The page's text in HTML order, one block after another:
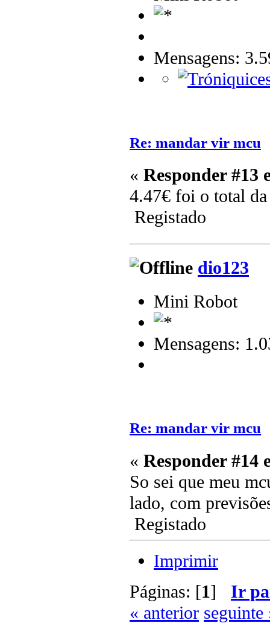
Mensagens:
Re: mandar vir mcu
« Responder #13
4.47€ foi o total da
Registado
dio123
Mini Robot
Mensagens:
Re: mandar vir mcu
« Responder #14
So sei que meu
lado, com
Registado
Imprimir
Páginas: [1] Ir
« anterior seguinte